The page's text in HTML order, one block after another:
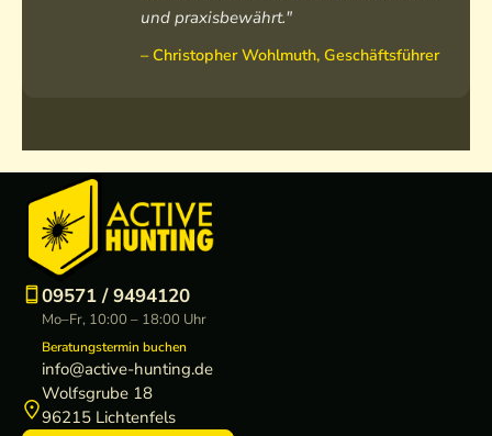
und praxisbewährt."
– Christopher Wohlmuth, Geschäftsführer
09571 / 9494120
Mo–Fr, 10:00 – 18:00 Uhr
Beratungstermin buchen
info@active-hunting.de
Wolfsgrube 18
96215 Lichtenfels